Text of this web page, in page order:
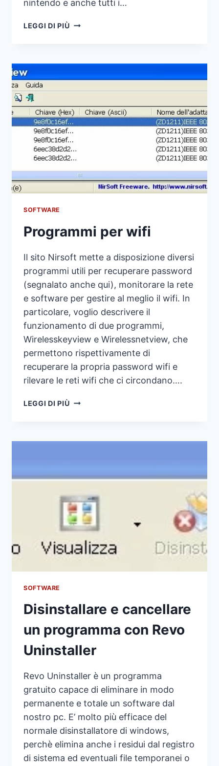
nintendo e anche tutti i…
LEGGI DI PIÙ CONVERTIRE
CONVERTER
SOFTWARE
Programmi per wifi
Il sito Nirsoft mette a disposizione diversi
programmi utili per recuperare password
(segnalato anche qui), monitorare la rete
e software per gestire al meglio il wifi. In
particolare, voglio descrivere il
funzionamento di due programmi,
Wirelesskeyview e Wirelessnetview, che
permettono rispettivamente di
recuperare la propria password wifi e
rilevare le reti wifi che ci circondano….
LEGGI DI PIÙ PROGRAMMI
SOFTWARE
Disinstallare e cancellare
un programma con Revo
Uninstaller
Revo Uninstaller è un programma
gratuito capace di eliminare in modo
permanente e totale un software dal
nostro pc. E’ molto più efficace del
normale disinstallatore di windows,
perchè elimina anche i residui dal registro
di sistema ed eventuali file temporanei o